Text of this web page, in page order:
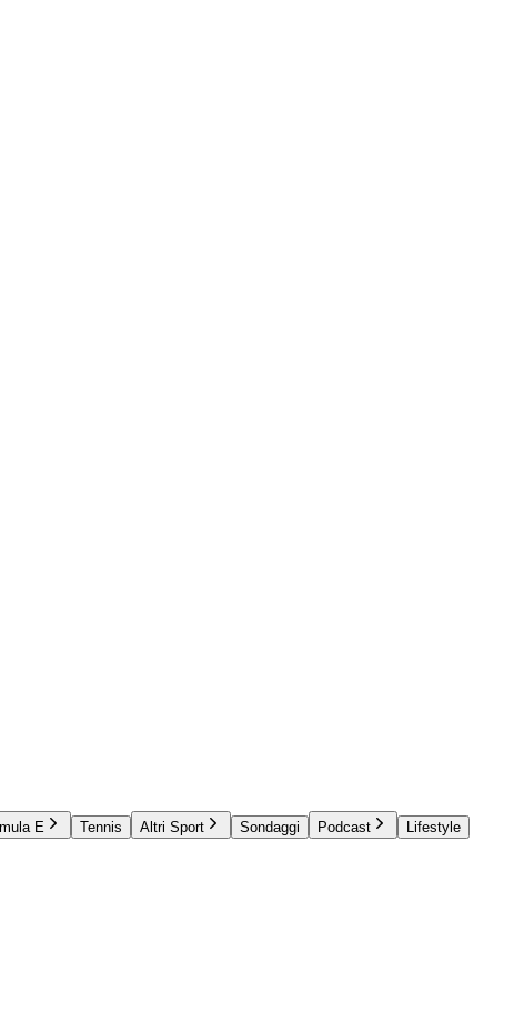
E Tennis Altri Sport Sondaggi Podcast
Lifestyle